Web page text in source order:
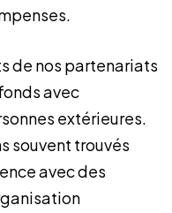
de nos partenariats
avec
extérieures.
souvent trouvés
avec des